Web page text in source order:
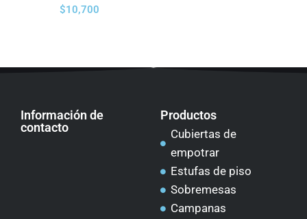
$10,700
Información de
contacto
Productos
Cubiertas de
empotrar
Estufas de piso
Sobremesas
Campanas